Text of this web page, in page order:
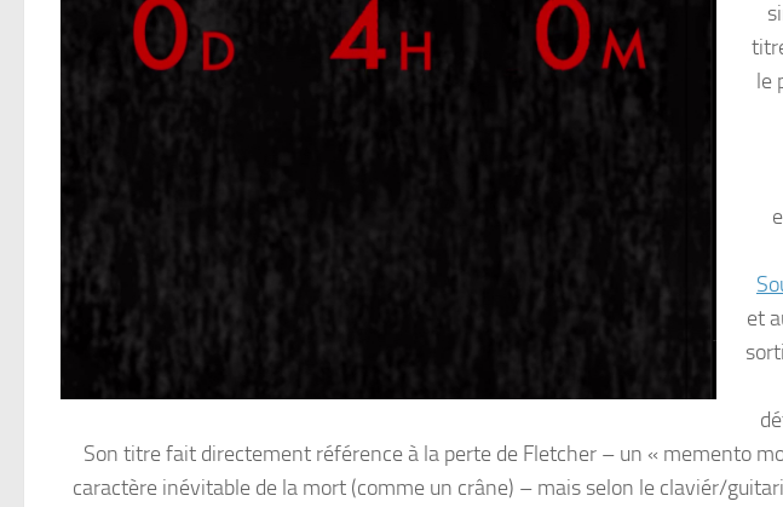
le
et
Son titre fait directement référence à la perte de Fletcher – un « memento
caractère inévitable de la mort (comme un crâne) – mais selon le claviér/